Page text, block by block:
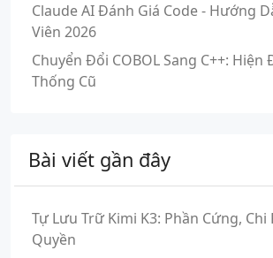
Claude AI Đánh Giá Code - Hướng
Viên 2026
Chuyển Đổi COBOL Sang C++: Hiện
Thống Cũ
Bài viết gần đây
Tự Lưu Trữ Kimi K3: Phần Cứng, Chi
Quyền